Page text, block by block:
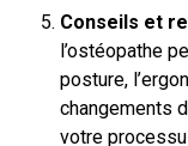
Conseils et
l’ostéopathe
posture,
changements
votre